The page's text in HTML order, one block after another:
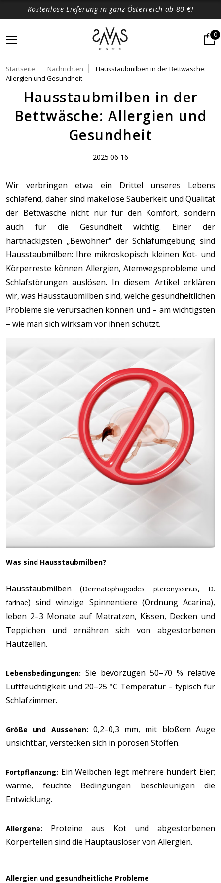
Kostenlose Lieferung in ganz Österreich ab 80 €!
0
Startseite Nachrichten
Hausstaubmilben in der Bettwäsche:
Allergien und Gesundheit
Hausstaubmilben in der
Bettwäsche: Allergien und
Gesundheit
2025 06 16
Wir verbringen etwa ein Drittel unseres Lebens
schlafend, daher sind makellose Sauberkeit und Qualität
der Bettwäsche nicht nur für den Komfort, sondern
auch für die Gesundheit wichtig. Einer der
hartnäckigsten „Bewohner“ der Schlafumgebung sind
Hausstaubmilben: Ihre mikroskopisch kleinen Kot- und
Körperreste können Allergien, Atemwegsprobleme und
Schlafstörungen auslösen. In diesem Artikel erklären
wir, was Hausstaubmilben sind, welche gesundheitlichen
Probleme sie verursachen können und – am wichtigsten
– wie man sich wirksam vor ihnen schützt.
Was sind Hausstaubmilben?
Hausstaubmilben (Dermatophagoides pteronyssinus,
D.
farinae) sind winzige Spinnentiere (Ordnung Acarina),
leben 2–3 Monate auf Matratzen, Kissen, Decken und
Teppichen und ernähren sich von abgestorbenen
Hautzellen.
Lebensbedingungen: Sie bevorzugen 50–70 % relative
Luftfeuchtigkeit und 20–25 °C Temperatur – typisch für
Schlafzimmer.
Größe und Aussehen: 0,2–0,3 mm, mit bloßem Auge
unsichtbar, verstecken sich in porösen Stoffen.
Fortpflanzung: Ein Weibchen legt mehrere hundert Eier;
warme, feuchte Bedingungen beschleunigen die
Entwicklung.
Allergene:
Proteine aus Kot und abgestorbenen
Körperteilen sind die Hauptauslöser von Allergien.
Allergien und gesundheitliche Probleme